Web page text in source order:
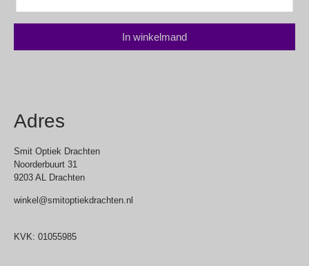
In winkelmand
Adres
Smit Optiek Drachten
Noorderbuurt 31
9203 AL Drachten
winkel@smitoptiekdrachten.nl
KVK: 01055985